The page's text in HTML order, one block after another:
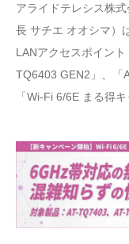
アライドテレシス株
長 サチエ オオシマ）
LANアクセスポイン
TQ6403 GEN2」、「
「Wi-Fi 6/6E まる得